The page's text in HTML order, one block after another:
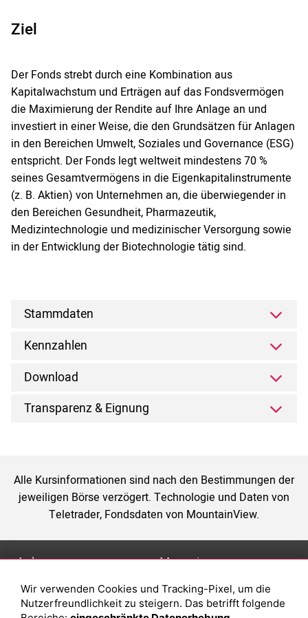
Ziel
Der Fonds strebt durch eine Kombination aus
Kapitalwachstum und Erträgen auf das Fondsvermögen
die Maximierung der Rendite auf Ihre Anlage an und
investiert in einer Weise, die den Grundsätzen für Anlagen
in den Bereichen Umwelt, Soziales und Governance (ESG)
entspricht. Der Fonds legt weltweit mindestens 70 %
seines Gesamtvermögens in die Eigenkapitalinstrumente
(z. B. Aktien) von Unternehmen an, die überwiegender in
den Bereichen Gesundheit, Pharmazeutik,
Medizintechnologie und medizinischer Versorgung sowie
in der Entwicklung der Biotechnologie tätig sind.
Stammdaten
Kennzahlen
Download
Transparenz & Eignung
Alle Kursinformationen sind nach den Bestimmungen der
jeweiligen Börse verzögert. Technologie und Daten von
Teletrader, Fondsdaten von MountainView.
Anlage
Depot eröffnen
Depot vergleichen
Magazin
Was sind sind ETFs?
Sparplan Vorteile
Wir verwenden Cookies und Tracking-Pixel, um die
Nutzerfreundlichkeit zu steigern. Das betrifft folgende